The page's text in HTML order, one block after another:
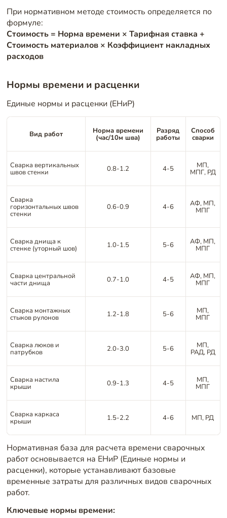
При нормативном методе стоимость определяется по
формуле:
Стоимость = Норма времени × Тарифная ставка +
Стоимость материалов × Коэффициент накладных
расходов
Нормы времени и расценки
Единые нормы и расценки (ЕНиР)
Вид работ Норма времени
(час/10м шва)
Разряд
работы
Способ
сварки
Сварка вертикальных
швов стенки 0.8-1.2 4-5 МП,
МПГ, РД
Сварка
горизонтальных швов
стенки
0.6-0.9 4-6 АФ, МП,
МПГ
Сварка днища к
стенке (уторный шов) 1.0-1.5 5-6 АФ, МП,
МПГ
Сварка центральной
части днища 0.7-1.0 4-5 АФ, МП,
МПГ
Сварка монтажных
стыков рулонов 1.2-1.8 5-6 МП,
МПГ
Сварка люков и
патрубков 2.0-3.0 5-6 МП,
РАД, РД
Сварка настила
крыши 0.9-1.3 4-5 МП,
МПГ
Сварка каркаса
крыши 1.5-2.2 4-6 МП, РД
Нормативная база для расчета времени сварочных
работ основывается на ЕНиР (Единые нормы и
расценки), которые устанавливают базовые
временные затраты для различных видов сварочных
работ.
Ключевые нормы времени: